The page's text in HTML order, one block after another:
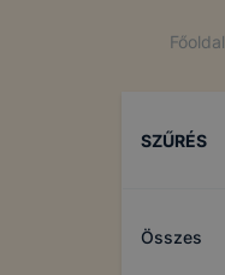
Főoldal
SZŰRÉS
Összes